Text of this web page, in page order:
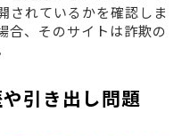
されているかを確認しま
合、そのサイトは詐欺の
引き出し問題